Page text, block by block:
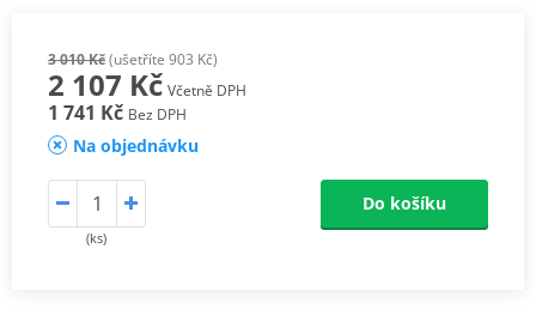
3 010 Kč(ušetříte 903 Kč)
2 107 Kč Včetně DPH
1 741 Kč Bez DPH
Na objednávku
(ks)
Do košíku